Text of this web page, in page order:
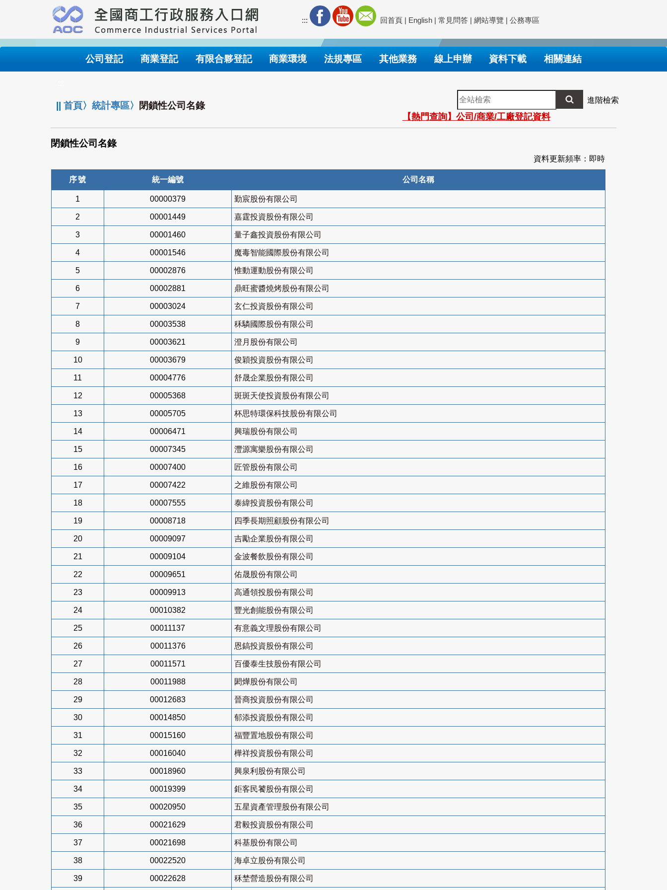
要
內
::: 回首頁 | English | 常見問答 | 網站導覽 | 公務專區
公司登記 商業登記 有限合夥登記 商業環境 法規專區 其他業務 線上申辦 資料下載 相關連結
||首頁〉統計專區〉 閉鎖性公司名錄
全
站
檢
索
進階檢索
【熱門查詢】公司/商業/工廠登記資料
閉鎖性公司名錄
資料更新頻率：即時
序號 統一編號 公司名稱
1 00000379 勤宸股份有限公司
2 00001449 嘉霆投資股份有限公司
3 00001460 量子鑫投資股份有限公司
4 00001546 魔毒智能國際股份有限公司
5 00002876 惟動運動股份有限公司
6 00002881 鼎旺蜜醬燒烤股份有限公司
7 00003024 玄仁投資股份有限公司
8 00003538 秝驎國際股份有限公司
9 00003621 澄月股份有限公司
10 00003679 俊穎投資股份有限公司
11 00004776 舒晟企業股份有限公司
12 00005368 斑斑天使投資股份有限公司
13 00005705 杯思特環保科技股份有限公司
14 00006471 興瑞股份有限公司
15 00007345 灃源寓樂股份有限公司
16 00007400 匠管股份有限公司
17 00007422 之維股份有限公司
18 00007555 泰緯投資股份有限公司
19 00008718 四季長期照顧股份有限公司
20 00009097 吉勵企業股份有限公司
21 00009104 金波餐飲股份有限公司
22 00009651 佑晟股份有限公司
23 00009913 高通領投股份有限公司
24 00010382 豐光創能股份有限公司
25 00011137 有意義文理股份有限公司
26 00011376 恩鎬投資股份有限公司
27 00011571 百優泰生技股份有限公司
28 00011988 閎燁股份有限公司
29 00012683 晉商投資股份有限公司
30 00014850 郁添投資股份有限公司
31 00015160 福豐置地股份有限公司
32 00016040 樺祥投資股份有限公司
33 00018960 興泉利股份有限公司
34 00019399 鉅客民饕股份有限公司
35 00020950 五星資產管理股份有限公司
36 00021629 君毅投資股份有限公司
37 00021698 科基股份有限公司
38 00022520 海卓立股份有限公司
39 00022628 秝埜營造股份有限公司